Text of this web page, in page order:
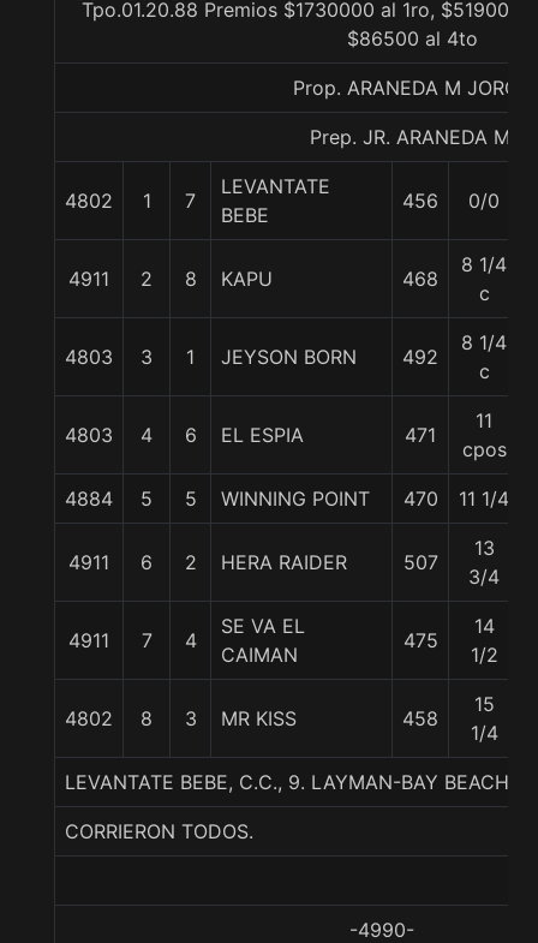
Tpo.01.20.88 Premios $1730000 al 1ro, $519000
$86500 al 4to
Prop. ARANEDA M JORGE
Prep. JR. ARANEDA M.
4802 1 7
LEVANTATE
BEBE
456 0/0
4911 2 8 KAPU 468
8 1/4
c
4803 3 1 JEYSON BORN 492
8 1/4
c
4803 4 6 EL ESPIA 471
11
cpos
4884 5 5 WINNING POINT 470 11 1/4
4911 6 2 HERA RAIDER 507
13
3/4
4911 7 4
SE VA EL
CAIMAN
475
14
1/2
4802 8 3 MR KISS 458
15
1/4
LEVANTATE BEBE, C.C., 9. LAYMAN-BAY BEACH-
CORRIERON TODOS.
-4990-